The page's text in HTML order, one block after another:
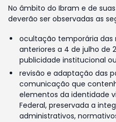
No âmbito do Ibram e de
deverão ser observadas as
ocultação temporária das
anteriores a 4 de julho de
publicidade institucional
revisão e adaptação das
comunicação que
elementos da identidade
Federal, preservada a
administrativos,